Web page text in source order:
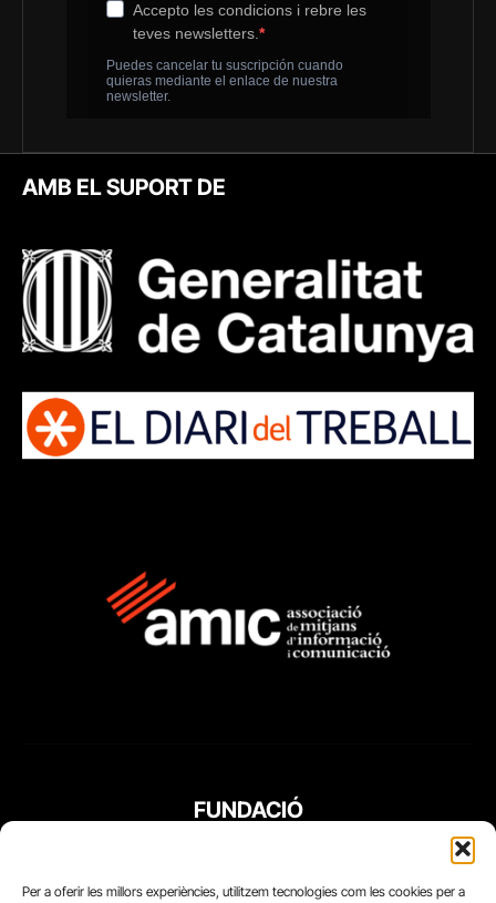
Per a oferir les millors experiències, utilitzem tecnologies com les cookies per a
AMB EL SUPORT DE
FUNDACIÓ